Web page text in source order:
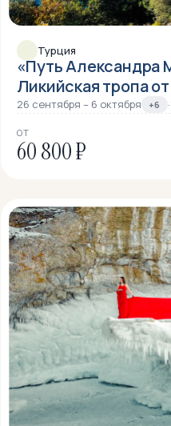
Турция
«Путь Александра
Ликийская тропа
Средиземного
26 сентября – 6 октября +6 ·
ОТ
60 800 ₽